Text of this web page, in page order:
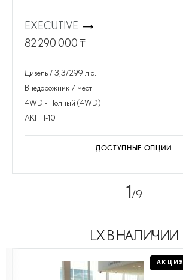
EXECUTIVE
82 290 000₸
Дизель / 3,3/299 л.с.
Внедорожник7 мест
4WD - Полный (4WD)
АКПП-10
ДОСТУПНЫЕ ОПЦИИ
1/9
LXВ НАЛИЧИИ
АКЦИЯ
АКЦИЯ